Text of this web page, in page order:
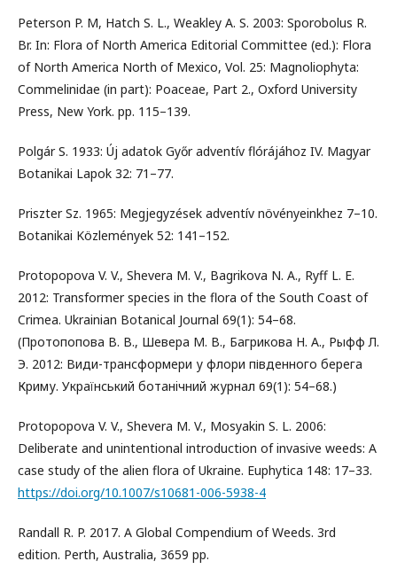
Peterson P. M, Hatch S. L., Weakley A. S. 2003: Sporobolus R.
Br. In: Flora of North America Editorial Committee (ed.): Flora
of North America North of Mexico, Vol. 25: Magnoliophyta:
Commelinidae (in part): Poaceae, Part 2., Oxford University
Press, New York. pp. 115–139.
Polgár S. 1933: Új adatok Győr adventív flórájához IV. Magyar
Botanikai Lapok 32: 71–77.
Priszter Sz. 1965: Megjegyzések adventív növényeinkhez 7–10.
Botanikai Közlemények 52: 141–152.
Protopopova V. V., Shevera M. V., Bagrikova N. A., Ryff L. E.
2012: Transformer species in the flora of the South Coast of
Crimea. Ukrainian Botanical Journal 69(1): 54–68.
(Протопопова B. B., Шевера M. B., Багрикова H. A., Рыфф Л.
Э. 2012: Види-трансформери у флори південного берега
Криму. Укрaïнський ботaнiчний журнaл 69(1): 54–68.)
Protopopova V. V., Shevera M. V., Mosyakin S. L. 2006:
Deliberate and unintentional introduction of invasive weeds: A
case study of the alien flora of Ukraine. Euphytica 148: 17–33.
https://doi.org/10.1007/s10681-006-5938-4
Randall R. P. 2017. A Global Compendium of Weeds. 3rd
edition. Perth, Australia, 3659 pp.